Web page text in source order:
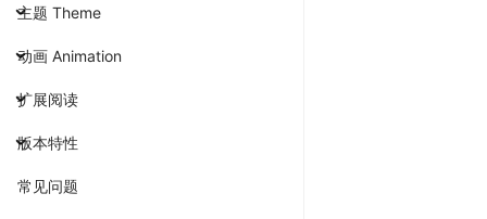
主题 Theme
动画 Animation
扩展阅读
版本特性
常见问题